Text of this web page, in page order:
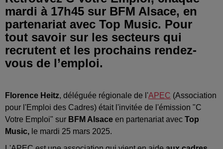
mardi à 17h45 sur BFM Alsace, en
partenariat avec Top Music. Pour
tout savoir sur les secteurs qui
recrutent et les prochains rendez-
vous de l’emploi.
Florence Heitz, déléguée régionale de l'APEC (Association
pour l'Emploi des Cadres) était l'invitée de l'émission "C
Votre Emploi" sur BFM Alsace en partenariat avec Top
Music, le mardi 25 mars 2025.